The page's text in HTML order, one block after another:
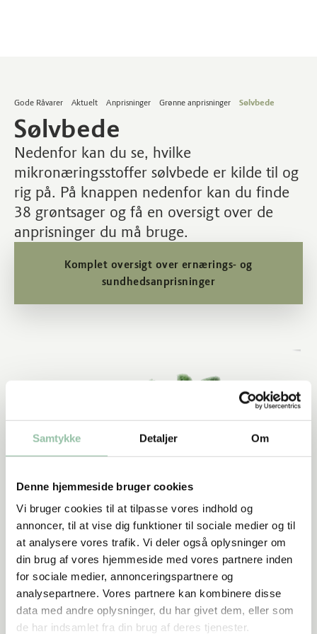
Samtykke Detaljer Om
Denne hjemmeside bruger cookies
Vi bruger cookies til at tilpasse vores indhold og
annoncer, til at vise dig funktioner til sociale medier og til
at analysere vores trafik. Vi deler også oplysninger om
din brug af vores hjemmeside med vores partnere inden
for sociale medier, annonceringspartnere og
analysepartnere. Vores partnere kan kombinere disse
data med andre oplysninger, du har givet dem, eller som
de har indsamlet fra din brug af deres tjenester.
Gode Råvarer Aktuelt Anprisninger Grønne anprisninger Sølvbede
Sølvbede
Nedenfor kan du se, hvilke
mikronæringsstoffer sølvbede er kilde til og
rig på. På knappen nedenfor kan du finde
38 grøntsager og få en oversigt over de
anprisninger du må bruge.
Komplet oversigt over ernærings- og
sundhedsanprisninger
Næringsstofindhold
Nøglehulsmærket